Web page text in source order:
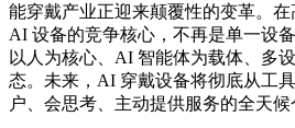
能穿戴产业正迎来颠覆性的变革。在
AI 设备的竞争核心，不再是单一设
以人为核心、AI 智能体为载体、多
态。未来，AI 穿戴设备将彻底从工
户、会思考、主动提供服务的全天候